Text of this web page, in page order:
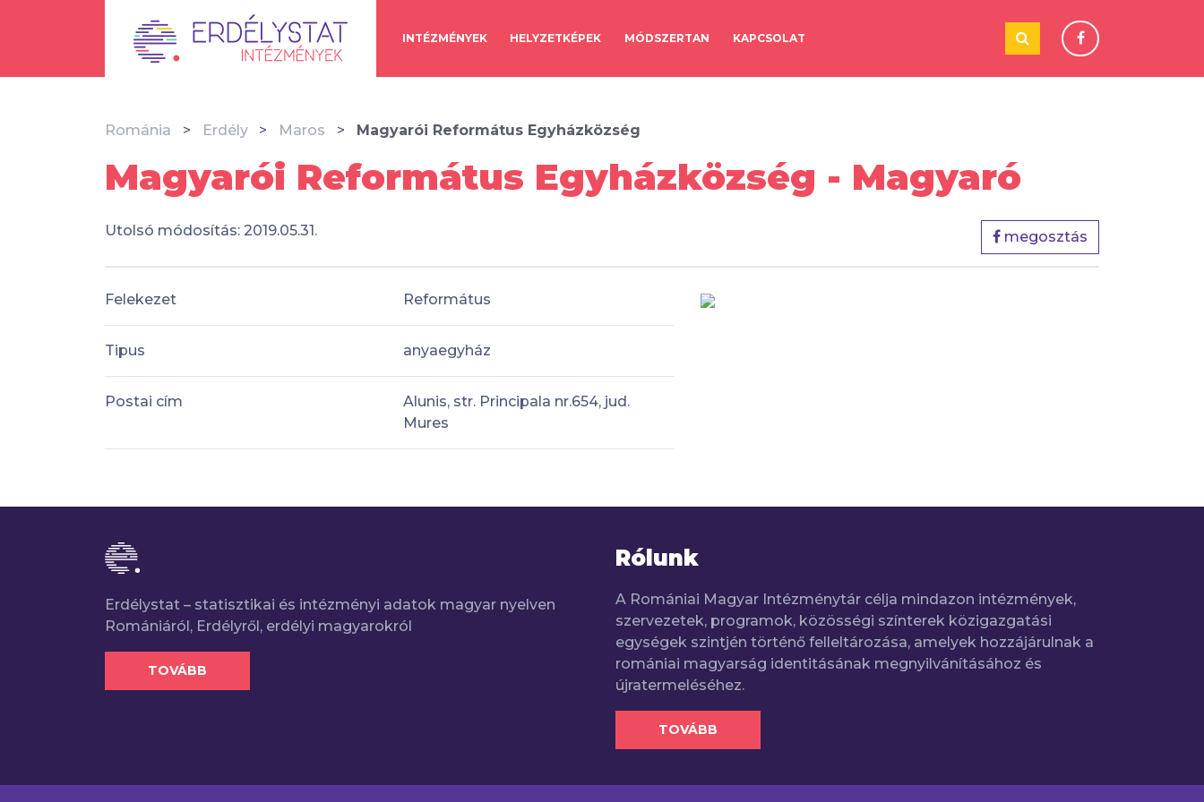
INTÉZMÉNYEK HELYZETKÉPEK MÓDSZERTAN KAPCSOLAT
Románia Erdély Maros Magyarói Református Egyházközség
Magyarói Református Egyházközség - Magyaró
Utolsó módosítás: 2019.05.31. megosztás
Felekezet Református
Tipus anyaegyház
Postai cím
Alunis, str. Principala nr.654, jud.
Mures
Erdélystat – statisztikai és intézményi adatok magyar nyelven
Romániáról, Erdélyről, erdélyi magyarokról
TOVÁBB
Rólunk
A Romániai Magyar Intézménytár célja mindazon intézmények,
szervezetek, programok, közösségi színterek közigazgatási
egységek szintjén történő felleltározása, amelyek hozzájárulnak a
romániai magyarság identitásának megnyilvánításához és
újratermeléséhez.
TOVÁBB